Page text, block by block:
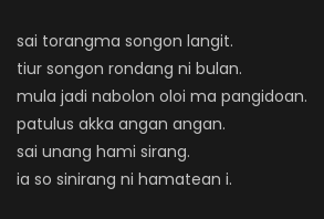
sai torangma songon langit.
tiur songon rondang ni bulan.
mula jadi nabolon oloi ma pangidoan.
patulus akka angan angan.
sai unang hami sirang.
ia so sinirang ni hamatean i.